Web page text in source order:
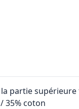
partie
35% coton